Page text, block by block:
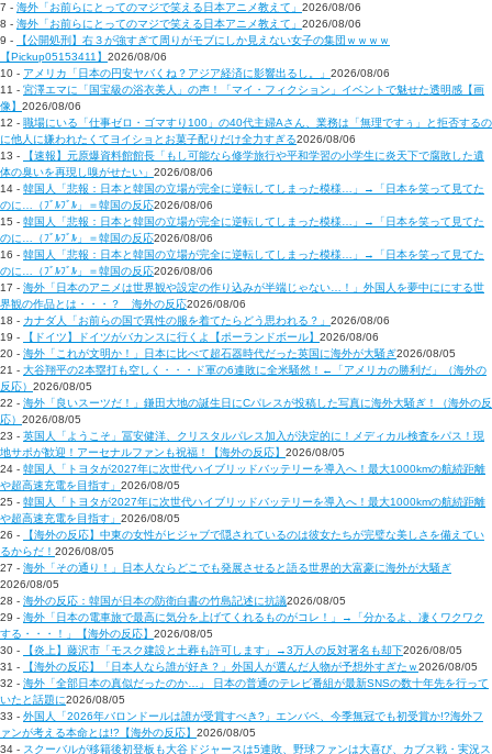
7 - 海外「お前らにとってのマジで笑える日本アニメ教えて」 2026/08/06
8 - 海外「お前らにとってのマジで笑える日本アニメ教えて」 2026/08/06
9 -
【公開処刑】右３が強すぎて周りがモブにしか見えない女子の集団ｗｗｗｗ
【Pickup05153411】 2026/08/06
10 - アメリカ「日本の円安ヤバくね？アジア経済に影響出るし。」 2026/08/06
11 - 宮澤エマに「国宝級の浴衣美人」の声！「マイ・フィクション」イベントで魅せた透明感【画
像】 2026/08/06
12 - 職場にいる「仕事ゼロ・ゴマすり100」の40代主婦Aさん、業務は「無理ですぅ」と拒否するの
に他人に嫌われたくてヨイショとお菓子配りだけ全力すぎる2026/08/06
13 -
【速報】元原爆資料館館長「もし可能なら修学旅行や平和学習の小学生に炎天下で腐敗した遺
体の臭いを再現し嗅がせたい」 2026/08/06
14 - 韓国人「悲報：日本と韓国の立場が完全に逆転してしまった模様…」→「日本を笑って見てた
のに…（ﾌﾞﾙﾌﾞﾙ」＝韓国の反応2026/08/06
15 - 韓国人「悲報：日本と韓国の立場が完全に逆転してしまった模様…」→「日本を笑って見てた
のに…（ﾌﾞﾙﾌﾞﾙ」＝韓国の反応2026/08/06
16 - 韓国人「悲報：日本と韓国の立場が完全に逆転してしまった模様…」→「日本を笑って見てた
のに…（ﾌﾞﾙﾌﾞﾙ」＝韓国の反応2026/08/06
17 - 海外「日本のアニメは世界観や設定の作り込みが半端じゃない…！」外国人を夢中ににする世
界観の作品とは・・・？ 海外の反応2026/08/06
18 - カナダ人「お前らの国で異性の服を着てたらどう思われる？」 2026/08/06
19 -
【ドイツ】ドイツがバカンスに行くよ【ポーランドボール】 2026/08/06
20 - 海外「これが文明か！」日本に比べて超石器時代だった英国に海外が大騒ぎ2026/08/05
21 - 大谷翔平の2本塁打も空しく・・・ド軍の6連敗に全米騒然！←「アメリカの勝利だ」（海外の
反応） 2026/08/05
22 - 海外「良いスーツだ！」鎌田大地の誕生日にCパレスが投稿した写真に海外大騒ぎ！（海外の反
応） 2026/08/05
23 - 英国人「ようこそ」冨安健洋、クリスタルパレス加入が決定的に！メディカル検査をパス！現
地サポが歓迎！アーセナルファンも祝福！【海外の反応】 2026/08/05
24 - 韓国人「トヨタが2027年に次世代ハイブリッドバッテリーを導入へ！最大1000kmの航続距離
や超高速充電を目指す」 2026/08/05
25 - 韓国人「トヨタが2027年に次世代ハイブリッドバッテリーを導入へ！最大1000kmの航続距離
や超高速充電を目指す」 2026/08/05
26 -
【海外の反応】中東の女性がヒジャブで隠されているのは彼女たちが完璧な美しさを備えてい
るからだ！ 2026/08/05
27 - 海外「その通り！」日本人ならどこでも発展させると語る世界的大富豪に海外が大騒ぎ
2026/08/05
28 - 海外の反応：韓国が日本の防衛白書の竹島記述に抗議2026/08/05
29 - 海外「日本の電車旅で最高に気分を上げてくれるものがコレ！」→「分かるよ、凄くワクワク
する・・・！」【海外の反応】 2026/08/05
30 -
【炎上】藤沢市「モスク建設と土葬も許可します」→3万人の反対署名も却下2026/08/05
31 -
【海外の反応】「日本人なら誰が好き？」外国人が選んだ人物が予想外すぎたｗ2026/08/05
32 - 海外「全部日本の真似だったのか…」 日本の普通のテレビ番組が最新SNSの数十年先を行って
いたと話題に2026/08/05
33 - 外国人「2026年バロンドールは誰が受賞すべき?」エンバペ、今季無冠でも初受賞か!?海外フ
ァンが考える本命とは!?【海外の反応】 2026/08/05
34 - スクーバルが移籍後初登板も大谷ドジャースは5連敗、野球ファンは大喜び、カブス戦・実況ス